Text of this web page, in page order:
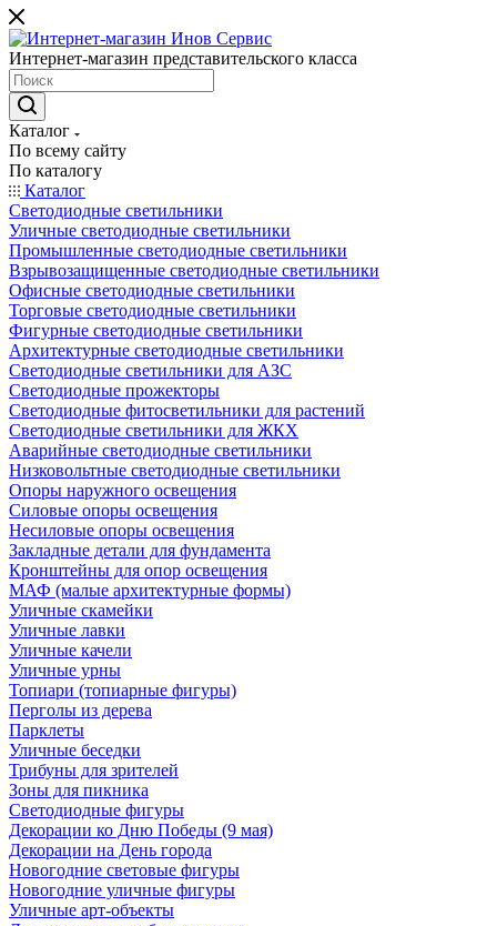
Интернет-магазин представительского класса
Каталог
По всему сайту
По каталогу
Каталог
Светодиодные светильники
Уличные светодиодные светильники
Промышленные светодиодные светильники
Взрывозащищенные светодиодные светильники
Офисные светодиодные светильники
Торговые светодиодные светильники
Фигурные светодиодные светильники
Архитектурные светодиодные светильники
Светодиодные светильники для АЗС
Светодиодные прожекторы
Светодиодные фитосветильники для растений
Светодиодные светильники для ЖКХ
Аварийные светодиодные светильники
Низковольтные светодиодные светильники
Опоры наружного освещения
Силовые опоры освещения
Несиловые опоры освещения
Закладные детали для фундамента
Кронштейны для опор освещения
МАФ (малые архитектурные формы)
Уличные скамейки
Уличные лавки
Уличные качели
Уличные урны
Топиари (топиарные фигуры)
Перголы из дерева
Парклеты
Уличные беседки
Трибуны для зрителей
Зоны для пикника
Светодиодные фигуры
Декорации ко Дню Победы (9 мая)
Декорации на День города
Новогодние световые фигуры
Новогодние уличные фигуры
Уличные арт-объекты